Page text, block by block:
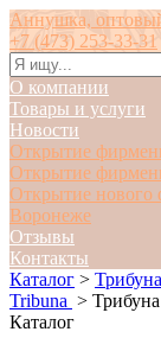
Аннушка,
+7 (473) 253-33-31
О компании
Товары и услуги
Новости
Открытие
Открытие
Открытие нового
Воронеже
Отзывы
Контакты
Каталог >
Tribuna >
Каталог